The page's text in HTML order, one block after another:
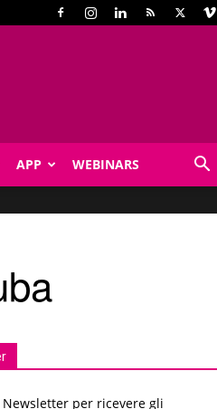
APP WEBINARS
per ricevere gli